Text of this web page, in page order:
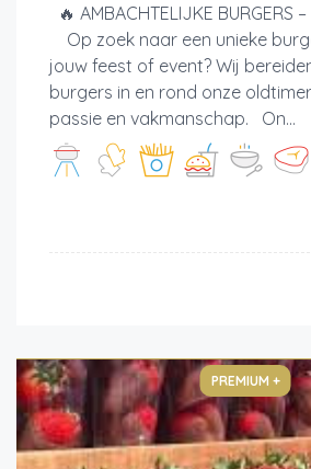
🔥 AMBACHTELIJKE BURGERS –
Op zoek naar een unieke
jouw feest of event? Wij
burgers in en rond onze
passie en vakmanschap. On...
PREMIUM +